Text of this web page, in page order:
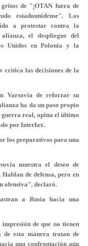
de "¡OTAN fuera de
estadounidense". Los
a protestar contra la
el despliegue del
Unidos en Polonia y la
las decisiones de la
Varsovia de reforzar su
ha da un paso propio
real, opina el último
por Interfax.
los preparativos para una
muestra el deseo de
de defensa, pero en
ofensiva", declaró.
a Rusia hacia una
de que no tienen
de esta manera tratan de
una confrontación aún